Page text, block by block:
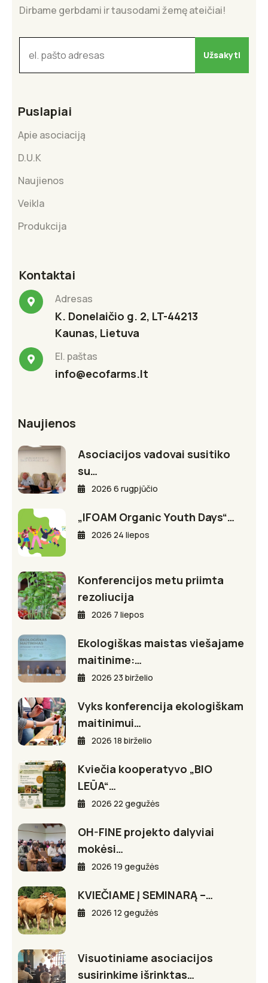
Dirbame gerbdami ir tausodami žemę ateičiai!
Puslapiai
Apie asociaciją
D.U.K
Naujienos
Veikla
Produkcija
Kontaktai
Adresas
K. Donelaičio g. 2, LT-44213
Kaunas, Lietuva
El. paštas
info@ecofarms.lt
Naujienos
Asociacijos vadovai susitiko
su…
2026 6 rugpjūčio
„IFOAM Organic Youth Days“…
2026 24 liepos
Konferencijos metu priimta
rezoliucija
2026 7 liepos
Ekologiškas maistas viešajame
maitinime:…
2026 23 birželio
Vyks konferencija ekologiškam
maitinimui…
2026 18 birželio
Kviečia kooperatyvo „BIO
LEŪA“…
2026 22 gegužės
OH-FINE projekto dalyviai
mokėsi…
2026 19 gegužės
KVIEČIAME Į SEMINARĄ –…
2026 12 gegužės
Visuotiniame asociacijos
susirinkime išrinktas…